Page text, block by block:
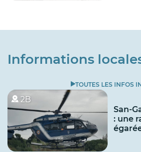
Informations
TOUTES LES INFOS
2B
San-
: une